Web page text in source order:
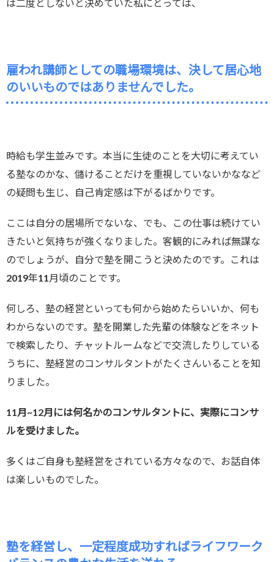
は二度としないと決めていた私にとっては、
雇われ講師としての職場環境は、決して居心地
のいいものではありませんでした。
時給も学生並みです。本当に生徒のことを大切に考えてい
る塾なのかな、儲けることだけを重視していないかななど
の疑問も生じ、自己肯定感は下がるばかりです。
ここは自分の居場所でないな、でも、この仕事は続けてい
きたいと気持ちが強くなりました。客観的にみれば無謀な
のでしょうが、自分で塾を開こうと決めたのです。これは
2019年11月頃のことです。
何しろ、塾の経営といっても何から始めたらいいか、何も
わからないのです。塾を開業した先輩の体験などをネット
で検索したり、チャットルームなどで交流したりしている
うちに、塾経営のコンサルタントがたくさんいることを知
りました。
11月~12月には何名かのコンサルタントに、実際にコンサ
ルを受けました。
多くはご自身も塾経営をされている方々なので、お話自体
は楽しいものでした。
塾を経営し、一定程度成功すればライフワーク